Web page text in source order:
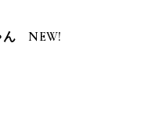
ん NEW!